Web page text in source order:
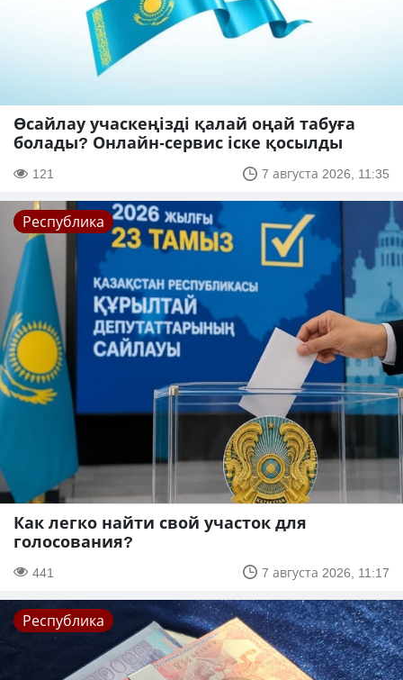
Өсайлау учаскеңізді қалай оңай табуға
болады? Онлайн-сервис іске қосылды
121 7 августа 2026, 11:35
Республика
Как легко найти свой участок для
голосования?
441 7 августа 2026, 11:17
Республика